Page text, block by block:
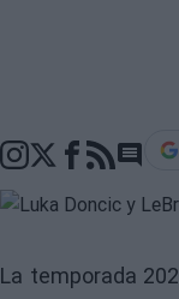
Go to
La temporada